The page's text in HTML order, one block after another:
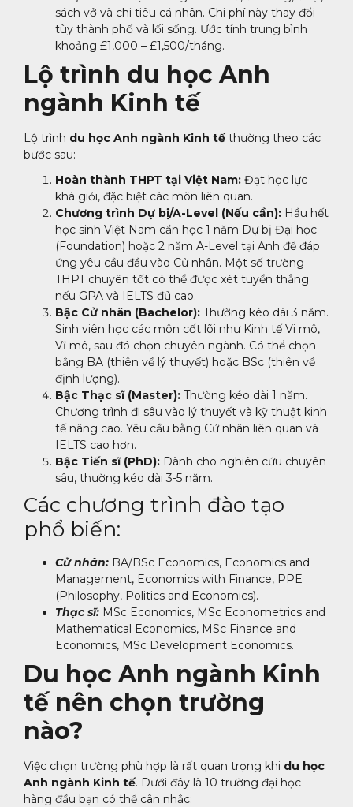
sách vở và chi tiêu cá nhân. Chi phí này thay đổi
tùy thành phố và lối sống. Ước tính trung bình
khoảng £1,000 – £1,500/tháng.
Lộ trình du học Anh
ngành Kinh tế
Lộ trình du học Anh ngành Kinh tếthường theo các
bước sau:
Hoàn thành THPT tại Việt Nam: Đạt học lực
khá giỏi, đặc biệt các môn liên quan.
Chương trình Dự bị/A-Level (Nếu cần): Hầu hết
học sinh Việt Nam cần học 1 năm Dự bị Đại học
(Foundation) hoặc 2 năm A-Level tại Anh để đáp
ứng yêu cầu đầu vào Cử nhân. Một số trường
THPT chuyên tốt có thể được xét tuyển thẳng
nếu GPA và IELTS đủ cao.
Bậc Cử nhân (Bachelor): Thường kéo dài 3 năm.
Sinh viên học các môn cốt lõi như Kinh tế Vi mô,
Vĩ mô, sau đó chọn chuyên ngành. Có thể chọn
bằng BA (thiên về lý thuyết) hoặc BSc (thiên về
định lượng).
Bậc Thạc sĩ (Master): Thường kéo dài 1 năm.
Chương trình đi sâu vào lý thuyết và kỹ thuật kinh
tế nâng cao. Yêu cầu bằng Cử nhân liên quan và
IELTS cao hơn.
Bậc Tiến sĩ (PhD): Dành cho nghiên cứu chuyên
sâu, thường kéo dài 3-5 năm.
Các chương trình đào tạo
phổ biến:
Cử nhân: BA/BSc Economics, Economics and
Management, Economics with Finance, PPE
(Philosophy, Politics and Economics).
Thạc sĩ: MSc Economics, MSc Econometrics and
Mathematical Economics, MSc Finance and
Economics, MSc Development Economics.
Du học Anh ngành Kinh
tế nên chọn trường
nào?
Việc chọn trường phù hợp là rất quan trọng khi du học
Anh ngành Kinh tế. Dưới đây là 10 trường đại học
hàng đầu bạn có thể cân nhắc: